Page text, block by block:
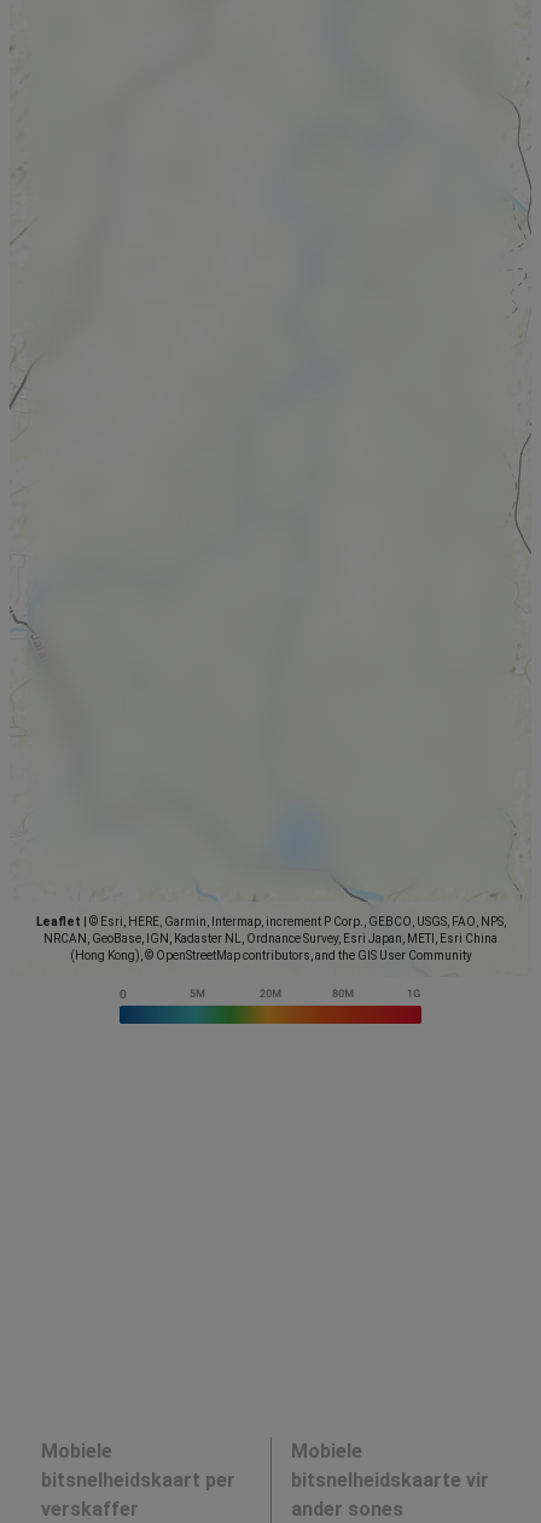
Leaflet
© Esri, HERE, Garmin, Intermap, increment P Corp., GEBCO, USGS, FAO, NPS,
NRCAN, GeoBase, IGN, Kadaster NL, Ordnance Survey, Esri Japan, METI, Esri China
(Hong Kong), © OpenStreetMap contributors, and the GIS User Community
Mobiele
bitsnelheidskaart per
verskaffer
Mobiele
bitsnelheidskaarte vir
ander sones